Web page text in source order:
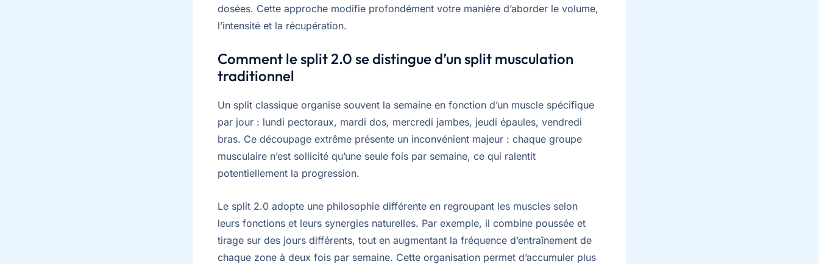
dosées. Cette approche modifie profondément votre manière d’aborder le volume,
l’intensité et la récupération.
Comment le split 2.0 se distingue d’un split musculation
traditionnel
Un split classique organise souvent la semaine en fonction d’un muscle spécifique
par jour : lundi pectoraux, mardi dos, mercredi jambes, jeudi épaules, vendredi
bras. Ce découpage extrême présente un inconvénient majeur : chaque groupe
musculaire n’est sollicité qu’une seule fois par semaine, ce qui ralentit
potentiellement la progression.
Le split 2.0 adopte une philosophie différente en regroupant les muscles selon
leurs fonctions et leurs synergies naturelles. Par exemple, il combine poussée et
tirage sur des jours différents, tout en augmentant la fréquence d’entraînement de
chaque zone à deux fois par semaine. Cette organisation permet d’accumuler plus